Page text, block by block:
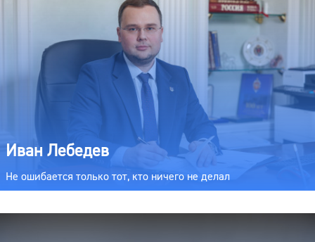
Иван Лебедев
Не ошибается только тот, кто ничего не делал